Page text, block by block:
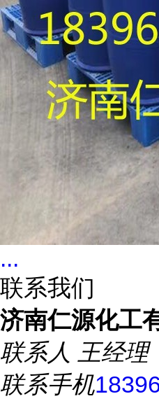
...
联系我们
济南仁源化工
联系人 王经理
联系手机